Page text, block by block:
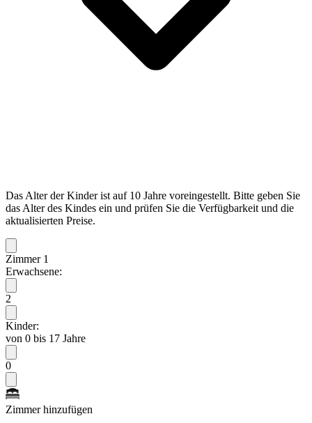
Das Alter der Kinder ist auf 10 Jahre voreingestellt. Bitte geben Sie
das Alter des Kindes ein und prüfen Sie die Verfügbarkeit und die
aktualisierten Preise.
Zimmer 1
Erwachsene:
2
Kinder:
von 0 bis 17 Jahre
0
Zimmer hinzufügen